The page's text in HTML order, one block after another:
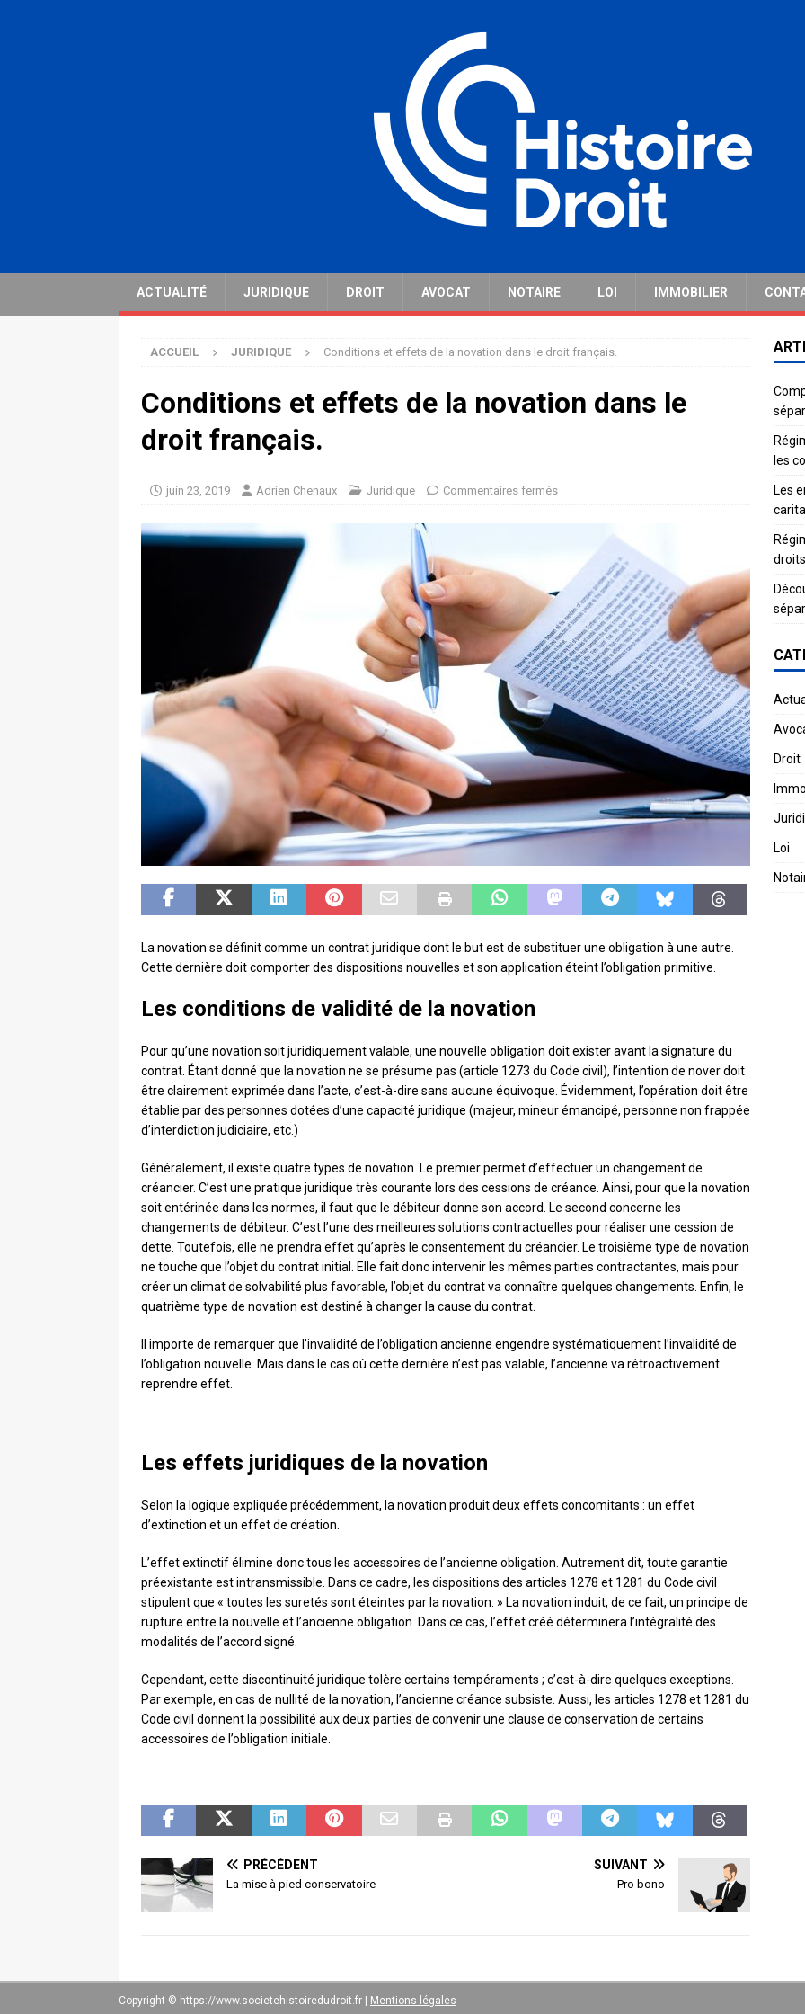
ACTUALITÉ JURIDIQUE DROIT AVOCAT NOTAIRE LOI IMMOBILIER
ACCUEIL JURIDIQUE Conditions et effets de la novation dans le droit français.
Conditions et effets de la novation dans le
droit français.
juin 23, 2019 Adrien Chenaux Juridique Commentaires fermés
La novation se définit comme un contrat juridique dont le but est de substituer une obligation à une autre.
Cette dernière doit comporter des dispositions nouvelles et son application éteint l’obligation primitive.
Les conditions de validité de la novation
Pour qu’une novation soit juridiquement valable, une nouvelle obligation doit exister avant la signature du
contrat. Étant donné que la novation ne se présume pas (article 1273 du Code civil), l’intention de nover doit
être clairement exprimée dans l’acte, c’est-à-dire sans aucune équivoque. Évidemment, l’opération doit être
établie par des personnes dotées d’une capacité juridique (majeur, mineur émancipé, personne non frappée
d’interdiction judiciaire, etc.)
Généralement, il existe quatre types de novation. Le premier permet d’effectuer un changement de
créancier. C’est une pratique juridique très courante lors des cessions de créance. Ainsi, pour que la novation
soit entérinée dans les normes, il faut que le débiteur donne son accord. Le second concerne les
changements de débiteur. C’est l’une des meilleures solutions contractuelles pour réaliser une cession de
dette. Toutefois, elle ne prendra effet qu’après le consentement du créancier. Le troisième type de novation
ne touche que l’objet du contrat initial. Elle fait donc intervenir les mêmes parties contractantes, mais pour
créer un climat de solvabilité plus favorable, l’objet du contrat va connaître quelques changements. Enfin, le
quatrième type de novation est destiné à changer la cause du contrat.
Il importe de remarquer que l’invalidité de l’obligation ancienne engendre systématiquement l’invalidité de
l’obligation nouvelle. Mais dans le cas où cette dernière n’est pas valable, l’ancienne va rétroactivement
reprendre effet.
Les effets juridiques de la novation
Selon la logique expliquée précédemment, la novation produit deux effets concomitants : un effet
d’extinction et un effet de création.
L’effet extinctif élimine donc tous les accessoires de l’ancienne obligation. Autrement dit, toute garantie
préexistante est intransmissible. Dans ce cadre, les dispositions des articles 1278 et 1281 du Code civil
stipulent que « toutes les suretés sont éteintes par la novation. » La novation induit, de ce fait, un principe de
rupture entre la nouvelle et l’ancienne obligation. Dans ce cas, l’effet créé déterminera l’intégralité des
modalités de l’accord signé.
Cependant, cette discontinuité juridique tolère certains tempéraments ; c’est-à-dire quelques exceptions.
Par exemple, en cas de nullité de la novation, l’ancienne créance subsiste. Aussi, les articles 1278 et 1281 du
Code civil donnent la possibilité aux deux parties de convenir une clause de conservation de certains
accessoires de l’obligation initiale.
PRÉCÉDENT
La mise à pied conservatoire
SUIVANT
Pro bono
les
Les
Droit
Loi
Copyright © https://www.societehistoiredudroit.fr Mentions légales